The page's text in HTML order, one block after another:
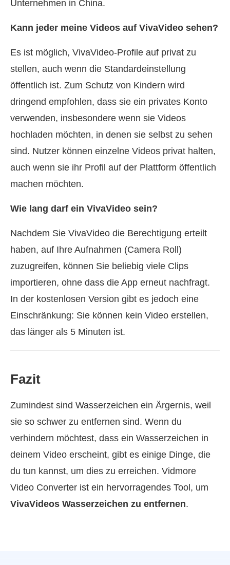
Unternehmen in China.
Kann jeder meine Videos auf VivaVideo sehen?
Es ist möglich, VivaVideo-Profile auf privat zu
stellen, auch wenn die Standardeinstellung
öffentlich ist. Zum Schutz von Kindern wird
dringend empfohlen, dass sie ein privates Konto
verwenden, insbesondere wenn sie Videos
hochladen möchten, in denen sie selbst zu sehen
sind. Nutzer können einzelne Videos privat halten,
auch wenn sie ihr Profil auf der Plattform öffentlich
machen möchten.
Wie lang darf ein VivaVideo sein?
Nachdem Sie VivaVideo die Berechtigung erteilt
haben, auf Ihre Aufnahmen (Camera Roll)
zuzugreifen, können Sie beliebig viele Clips
importieren, ohne dass die App erneut nachfragt.
In der kostenlosen Version gibt es jedoch eine
Einschränkung: Sie können kein Video erstellen,
das länger als 5 Minuten ist.
Fazit
Zumindest sind Wasserzeichen ein Ärgernis, weil
sie so schwer zu entfernen sind. Wenn du
verhindern möchtest, dass ein Wasserzeichen in
deinem Video erscheint, gibt es einige Dinge, die
du tun kannst, um dies zu erreichen. Vidmore
Video Converter ist ein hervorragendes Tool, um
VivaVideos Wasserzeichen zu entfernen.